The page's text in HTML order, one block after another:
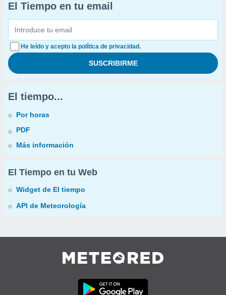
El Tiempo en tu email
He leído y acepto la política de privacidad.
El tiempo...
Por horas
PDF
Más información
El Tiempo en tu Web
Widget de El tiempo
API de Meteorología